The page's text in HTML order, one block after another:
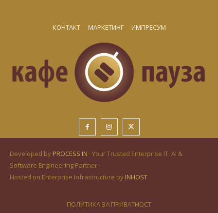
КОНТАКТ МАРКЕТИНГ ИМПРЕСУМ
Developed by PROCESS IN · Your Trusted Enterprise IT, AI &
Software Engineering Partner ·
Hosted on Enterprise Infrastructure by INHOST
ПОЛИТИКА ЗА ПРИВАТНОСТ